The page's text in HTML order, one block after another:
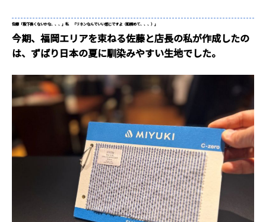
佐藤「股下長くないかな、、、」 私 「リネンなんでいい感じですよ（釦締めて、、、）」
今期、福岡エリアを束ねる佐藤と店長の私が作成したの
は、ずばり日本の夏に馴染みやすい生地でした。